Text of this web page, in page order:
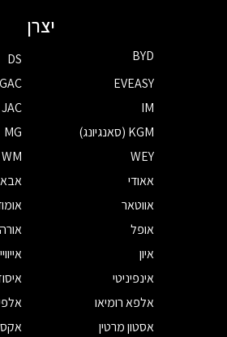
יצרן
BYD
DS
EVEASY
GAC
IM
JAC
KGM (סאנגיונג)
MG
WEY
WM
אאודי
אווטאר
אופל
אורה
איון
אינפיניטי
אלפא רומיאו
אסטון מרטין